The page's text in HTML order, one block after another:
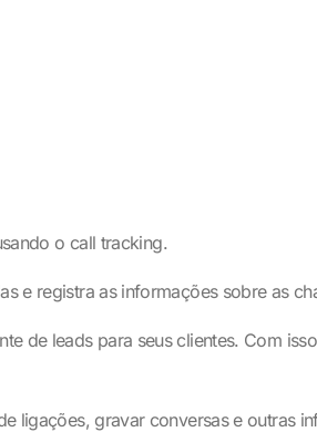
o call tracking.
e registra as informações sobre as
de leads para seus clientes. Com
ligações, gravar conversas e outras